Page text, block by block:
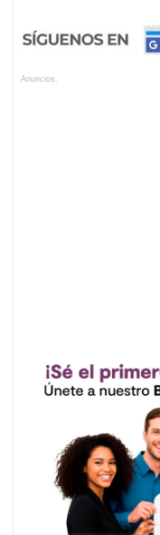
Anuncios.